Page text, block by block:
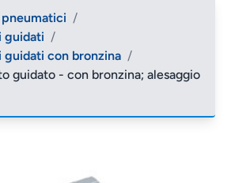
/
guidati /
con bronzina /
guidato - con bronzina; alesaggio